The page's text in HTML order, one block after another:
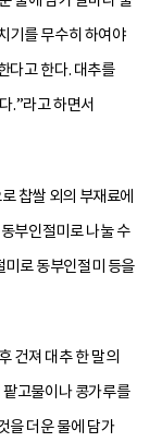
기를 무수히 하여야
다고 한다. 대추를
.”라고 하면서
찹쌀 외의 부재료에
부인절미로 나눌 수
미로 동부인절미 등을
건져 대추 한 말의
고물이나 콩가루를
을 더운 물에 담가